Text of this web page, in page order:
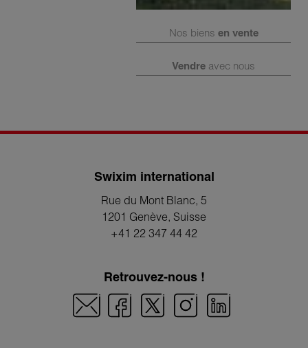
Nos biens en vente
Vendre avec nous
Swixim international
Rue du Mont Blanc, 5
1201 Genève, Suisse
+41 22 347 44 42
Retrouvez-nous !